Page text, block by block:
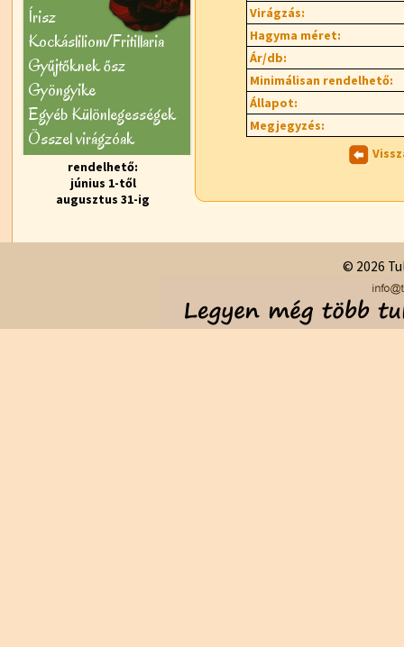
Írisz
Kockásliliom/Fritillaria
Gyűjtőknek ősz
Gyöngyike
Egyéb Különlegességek
Õsszel virágzóak
rendelhető:
június 1-től
augusztus 31-ig
Virágzás:
Hagyma méret:
Ár/db:
Minimálisan rendelhető:
Állapot:
Megjegyzés:
© 2026